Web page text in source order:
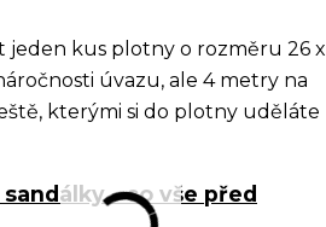
kus plotny o rozměru 26 x
úvazu, ale 4 metry na
kterými si do plotny uděláte
- co vše před